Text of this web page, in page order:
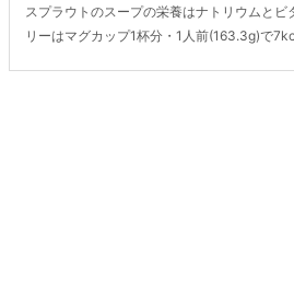
スプラウトのスープの栄養はナトリウムとビ
リーはマグカップ1杯分・1人前(163.3g)で